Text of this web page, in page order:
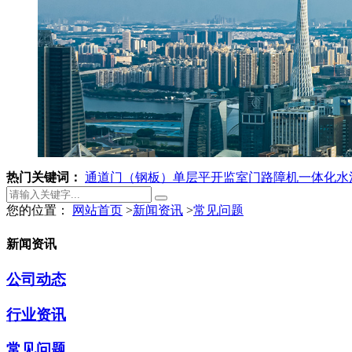
热门关键词： 通道门（钢板） 单层平开监室门路障机一体化水
您的位置： 网站首页 >新闻资讯 >常见问题
新闻资讯
公司动态
行业资讯